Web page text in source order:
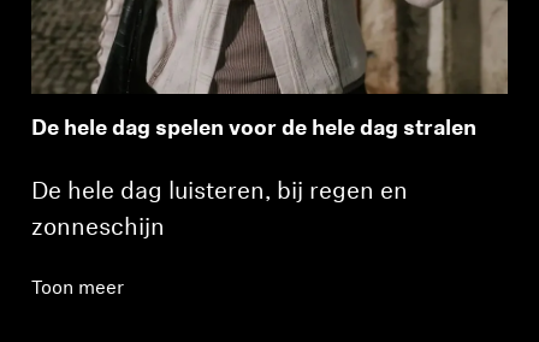
De hele dag spelen voor de hele dag stralen
De hele dag luisteren, bij regen en
zonneschijn
Toon meer